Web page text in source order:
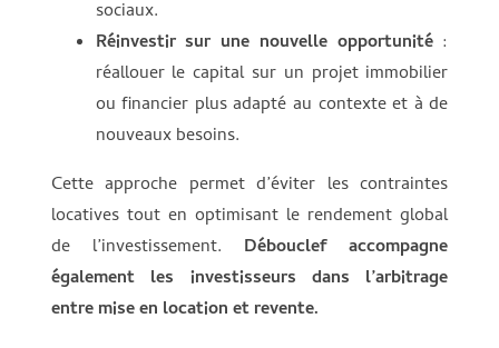
sociaux.
Réinvestir sur une nouvelle opportunité:
réallouer le capital sur un projet immobilier
ou financier plus adapté au contexte et à de
nouveaux besoins.
Cette approche permet d’éviter les contraintes
locatives tout en optimisant le rendement global
de l’investissement. Débouclef accompagne
également les investisseurs dans l’arbitrage
entre mise en location et revente.